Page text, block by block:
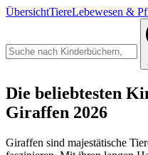
ÜbersichtTiereLebewesen &
Die beliebtesten
Giraffen 2026
Giraffen sind majestätische